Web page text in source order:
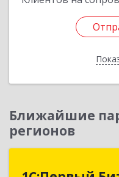
Ближайшие
регионов